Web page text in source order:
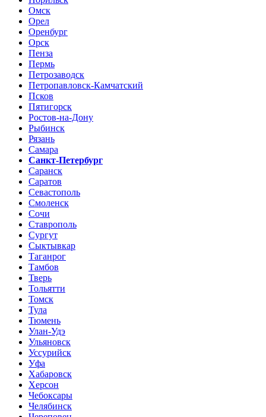
Омск
Орел
Оренбург
Орск
Пенза
Пермь
Петрозаводск
Петропавловск-Камчатский
Псков
Пятигорск
Ростов-на-Дону
Рыбинск
Рязань
Самара
Санкт-Петербург
Саранск
Саратов
Севастополь
Смоленск
Сочи
Ставрополь
Сургут
Сыктывкар
Таганрог
Тамбов
Тверь
Тольятти
Томск
Тула
Тюмень
Улан-Удэ
Ульяновск
Уссурийск
Уфа
Хабаровск
Херсон
Чебоксары
Челябинск